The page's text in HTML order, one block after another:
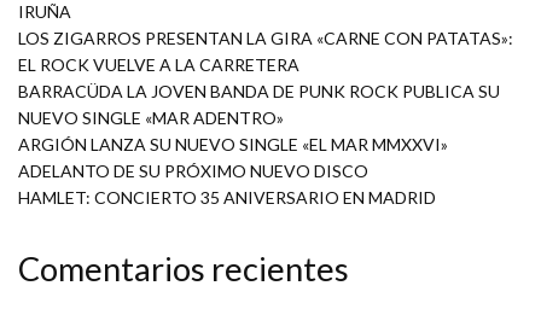
IRUÑA
LOS ZIGARROS PRESENTAN LA GIRA «CARNE CON PATATAS»:
EL ROCK VUELVE A LA CARRETERA
BARRACÜDA LA JOVEN BANDA DE PUNK ROCK PUBLICA SU
NUEVO SINGLE «MAR ADENTRO»
ARGIÓN LANZA SU NUEVO SINGLE «EL MAR MMXXVI»
ADELANTO DE SU PRÓXIMO NUEVO DISCO
HAMLET: CONCIERTO 35 ANIVERSARIO EN MADRID
Comentarios recientes